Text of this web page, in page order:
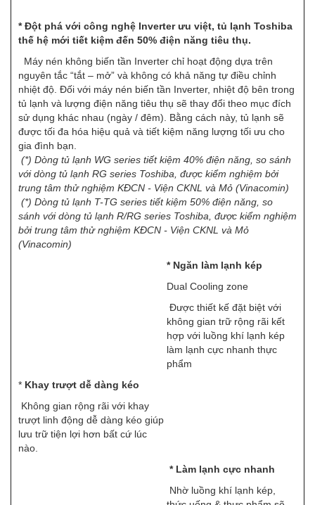
* Đột phá với công nghệ Inverter ưu việt, tủ lạnh Toshiba
thế hệ mới tiết kiệm đến 50% điện năng tiêu thụ.
Máy nén không biến tần Inverter chỉ hoạt động dựa trên
nguyên tắc “tắt – mở” và không có khả năng tự điều chỉnh
nhiệt độ. Đối với máy nén biến tần Inverter, nhiệt độ bên trong
tủ lạnh và lượng điện năng tiêu thụ sẽ thay đổi theo mục đích
sử dụng khác nhau (ngày / đêm). Bằng cách này, tủ lạnh sẽ
được tối đa hóa hiệu quả và tiết kiệm năng lượng tối ưu cho
gia đình bạn.
(*) Dòng tủ lạnh WG series tiết kiệm 40% điện năng, so sánh
với dòng tủ lạnh RG series Toshiba, được kiểm nghiệm bởi
trung tâm thử nghiệm KĐCN - Viện CKNL và Mỏ (Vinacomin)
(*) Dòng tủ lạnh T-TG series tiết kiệm 50% điện năng, so
sánh với dòng tủ lạnh R/RG series Toshiba, được kiểm nghiệm
bởi trung tâm thử nghiệm KĐCN - Viện CKNL và Mỏ
(Vinacomin)
* Ngăn làm lạnh kép
Dual Cooling zone
Được thiết kế đặt biệt với
không gian trữ rộng rãi kết
hợp với luồng khí lạnh kép
làm lạnh cực nhanh thực
phẩm
* Khay trượt dễ dàng kéo
Không gian rộng rãi với khay
trượt linh động dễ dàng kéo giúp
lưu trữ tiện lợi hơn bất cứ lúc
nào.
* Làm lạnh cực nhanh
Nhờ luồng khí lạnh kép,